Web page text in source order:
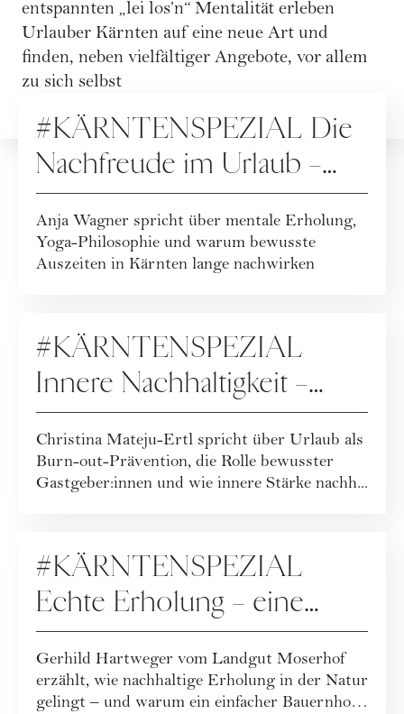
entspannten „lei los’n“ Mentalität erleben
Urlauber Kärnten auf eine neue Art und
finden, neben vielfältiger Angebote, vor allem
zu sich selbst
ARTIKEL ZUM THEMA
#KÄRNTENSPEZIAL Die
Nachfreude im Urlaub –
wie Erholung nachwirkt
Anja Wagner spricht über mentale Erholung,
Yoga-Philosophie und warum bewusste
Auszeiten in Kärnten lange nachwirken
#KÄRNTENSPEZIAL
Innere Nachhaltigkeit –
Resilienz erleben
Christina Mateju-Ertl spricht über Urlaub als
Burn-out-Prävention, die Rolle bewusster
Gastgeber:innen und wie innere Stärke nachh...
#KÄRNTENSPEZIAL
Echte Erholung – eine
Auszeit, die bleibt
Gerhild Hartweger vom Landgut Moserhof
erzählt, wie nachhaltige Erholung in der Natur
gelingt – und warum ein einfacher Bauernhof